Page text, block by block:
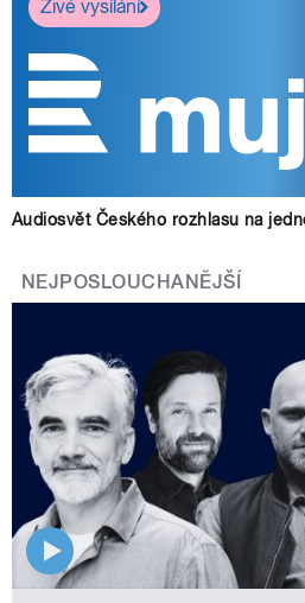
Živé vysílání
Audiosvět Českého rozhlasu na
NEJPOSLOUCHANĚJŠÍ